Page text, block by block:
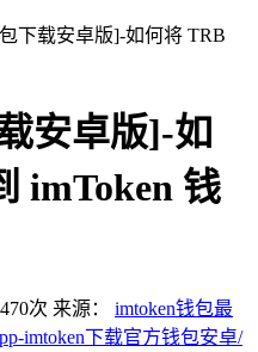
下载安卓版]-如何将 TRB
安卓版]-如
imToken 钱
次 来源： imtoken钱包最
imtoken下载官方钱包安卓/